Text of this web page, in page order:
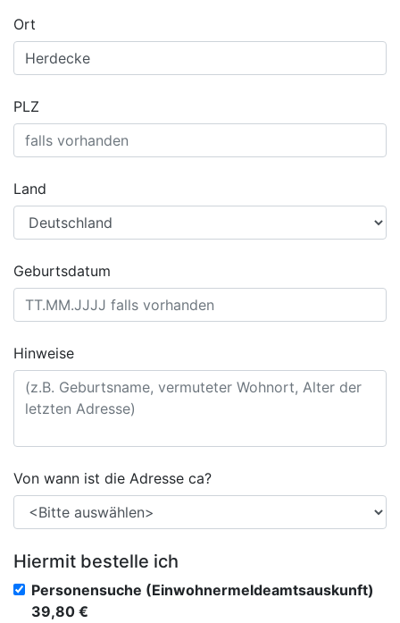
Ort
PLZ
Land
Geburtsdatum
Hinweise
Von wann ist die Adresse ca?
Hiermit bestelle ich
Personensuche (Einwohnermeldeamtsauskunft)
39,80 €